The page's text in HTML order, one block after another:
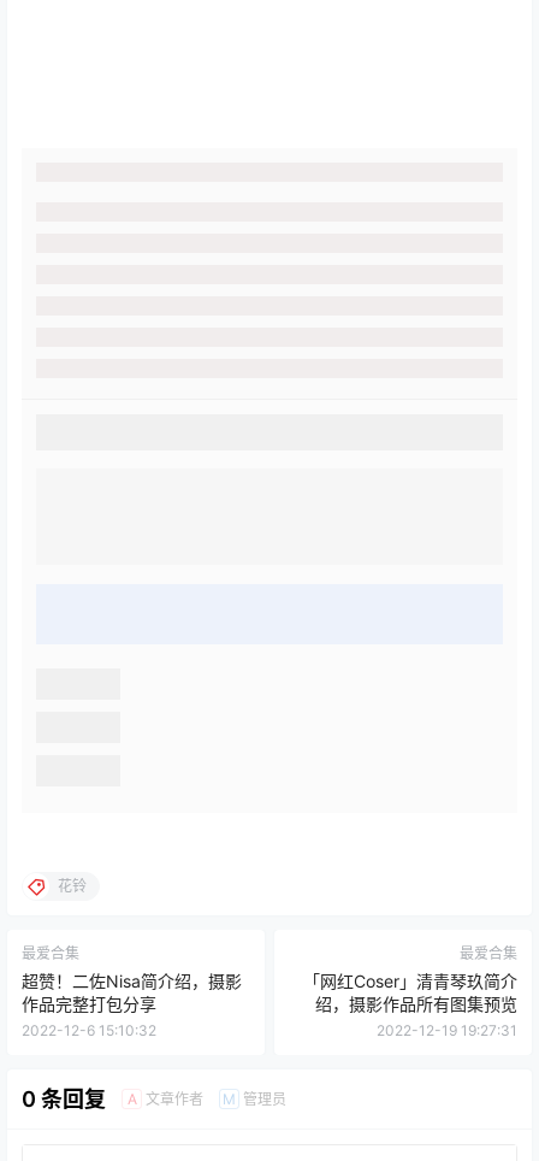
花铃
最爱合集
超赞！二佐Nisa简介绍，摄影
作品完整打包分享
2022-12-6 15:10:32
最爱合集
「网红Coser」清青琴玖简介
绍，摄影作品所有图集预览
2022-12-19 19:27:31
0 条回复 A 文章作者 M 管理员